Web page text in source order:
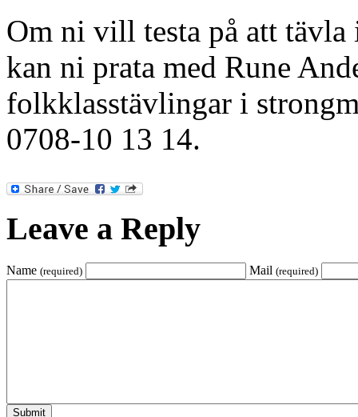
Om ni vill testa på att
kan ni prata med Rune
folkklasstävlingar i
0708-10 13 14.
Leave a Reply
Name (required) Mail (required)